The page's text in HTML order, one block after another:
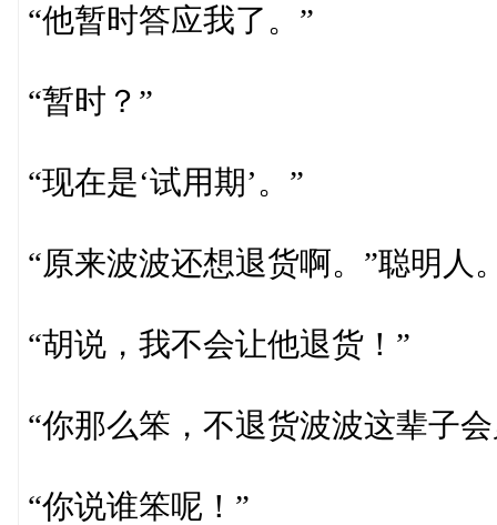
“他暂时答应我了。”
“暂时？”
“现在是‘试用期’。”
“原来波波还想退货啊。”聪明人
“胡说，我不会让他退货！”
“你那么笨，不退货波波这辈子
“你说谁笨呢！”